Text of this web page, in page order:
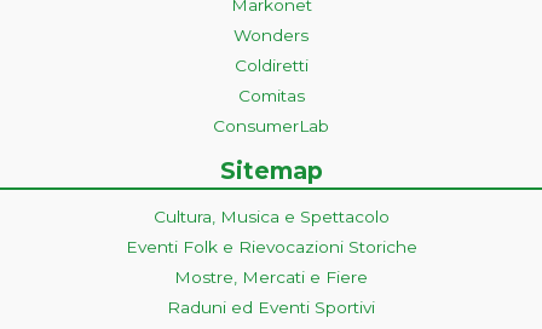
Markonet
Wonders
Coldiretti
Comitas
ConsumerLab
Sitemap
Cultura, Musica e Spettacolo
Eventi Folk e Rievocazioni Storiche
Mostre, Mercati e Fiere
Raduni ed Eventi Sportivi